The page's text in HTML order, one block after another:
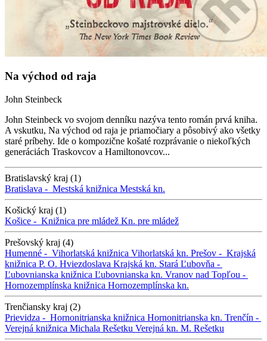
Na východ od raja
John Steinbeck
John Steinbeck vo svojom denníku nazýva tento román prvá kniha.
A vskutku, Na východ od raja je priamočiary a pôsobivý ako všetky
staré príbehy. Ide o kompozične košaté rozprávanie o niekoľkých
generáciách Traskovcov a Hamiltonovcov...
Bratislavský kraj (1)
Bratislava - Mestská knižnica Mestská kn.
Košický kraj (1)
Košice - Knižnica pre mládež Kn. pre mládež
Prešovský kraj (4)
Humenné - Vihorlatská knižnica Vihorlatská kn. Prešov - Krajská
knižnica P. O. Hviezdoslava Krajská kn. Stará Ľubovňa -
Ľubovnianska knižnica Ľubovnianska kn. Vranov nad Topľou -
Hornozemplínska knižnica Hornozemplínska kn.
Trenčiansky kraj (2)
Prievidza - Hornonitrianska knižnica Hornonitrianska kn. Trenčín -
Verejná knižnica Michala Rešetku Verejná kn. M. Rešetku